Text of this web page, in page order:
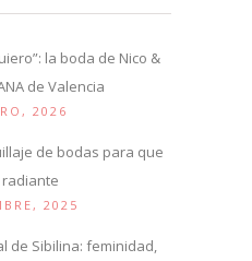
la boda de Nico &
de Valencia
2026
de bodas para que
2025
de Sibilina: feminidad,